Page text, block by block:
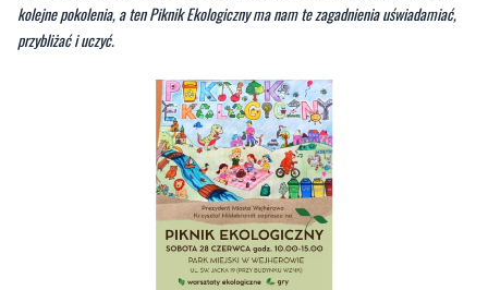
kolejne pokolenia, a ten Piknik Ekologiczny ma nam te zagadnienia uświadamiać,
przybliżać i uczyć.